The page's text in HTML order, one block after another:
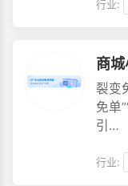
行业:
商
裂变
免单
引…
行业: